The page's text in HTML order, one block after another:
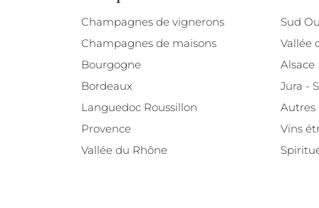
Champagnes de vignerons
Champagnes de maisons
Bourgogne
Bordeaux
Languedoc Roussillon
Provence
Vallée du Rhône
Sud
Vallée
Alsace
Jura -
Autres
Vins